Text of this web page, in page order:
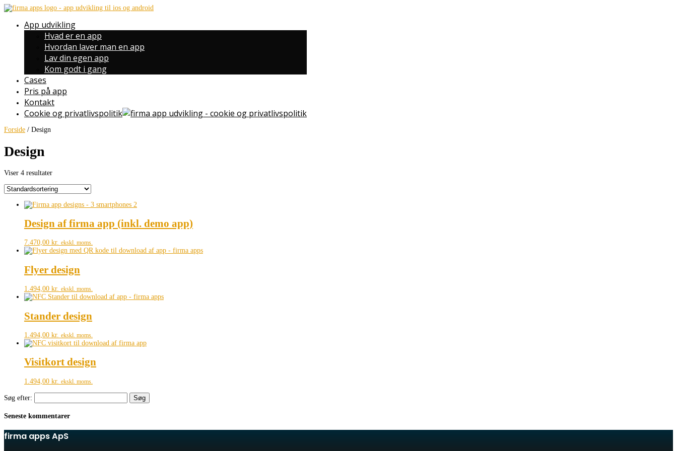
App udvikling
Hvad er en app
Hvordan laver man en app
Lav din egen app
Kom godt i gang
Cases
Pris på app
Kontakt
Cookie og privatlivspolitik
Forside / Design
Design
Viser 4 resultater
Design af firma app (inkl. demo app)
7.470,00 kr. ekskl. moms.
Flyer design
1.494,00 kr. ekskl. moms.
Stander design
1.494,00 kr. ekskl. moms.
Visitkort design
1.494,00 kr. ekskl. moms.
Søg efter:
Seneste kommentarer
firma apps ApS